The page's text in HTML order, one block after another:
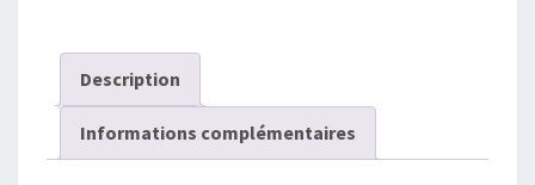
Colorado
Description
Informations complémentaires